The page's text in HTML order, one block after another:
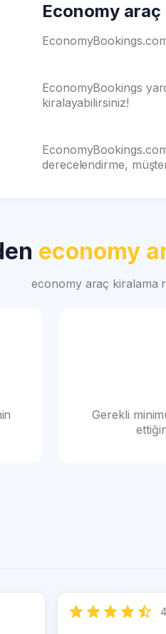
Economy araç
EconomyBookings
kiralayabilirsiniz!
derecelendirme,
economy
economy araç kiralama
Gerekli